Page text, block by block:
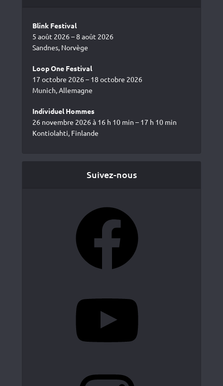
Blink Festival
5 août 2026 – 8 août 2026
Sandnes, Norvège
Loop One Festival
17 octobre 2026 – 18 octobre 2026
Munich, Allemagne
Individuel Hommes
26 novembre 2026 à 16 h 10 min – 17 h 10 min
Kontiolahti, Finlande
Suivez-nous